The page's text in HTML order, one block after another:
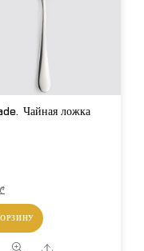
Чайная ложка
₾
Share